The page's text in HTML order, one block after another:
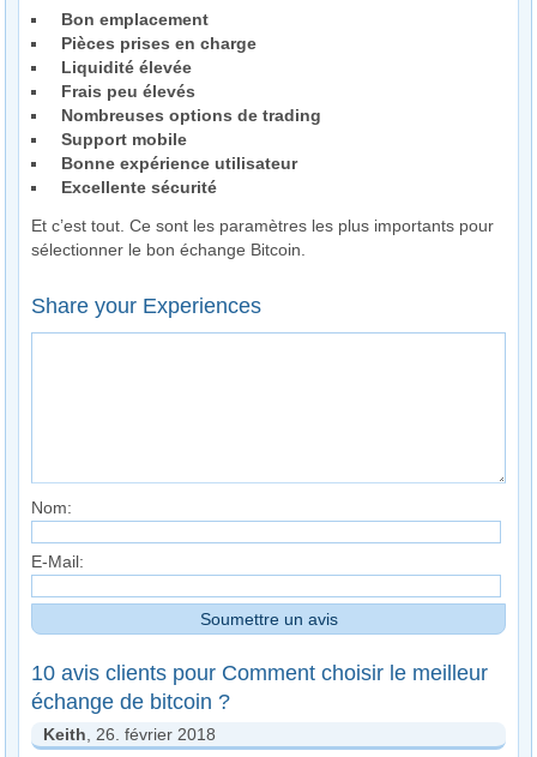
Bon emplacement
Pièces prises en charge
Liquidité élevée
Frais peu élevés
Nombreuses options de trading
Support mobile
Bonne expérience utilisateur
Excellente sécurité
Et c’est tout. Ce sont les paramètres les plus importants pour
sélectionner le bon échange Bitcoin.
Share your Experiences
Nom:
E-Mail:
10 avis clients pour Comment choisir le meilleur
échange de bitcoin ?
Keith , 26. février 2018